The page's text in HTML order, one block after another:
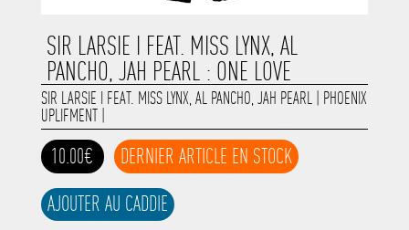
SIR LARSIE I FEAT. MISS LYNX, AL
PANCHO, JAH PEARL : ONE LOVE
SIR LARSIE I FEAT. MISS LYNX, AL PANCHO, JAH PEARL| PHOENIX
UPLIFMENT|
10.00€ DERNIER ARTICLE EN STOCK
AJOUTER AU CADDIE